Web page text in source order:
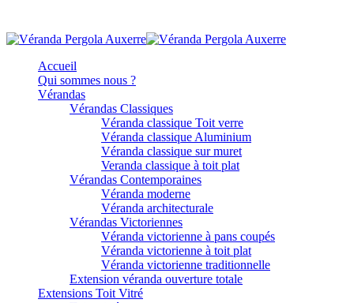
Accueil
Qui sommes nous ?
Vérandas
Vérandas Classiques
Véranda classique Toit verre
Véranda classique Aluminium
Véranda classique sur muret
Veranda classique à toit plat
Vérandas Contemporaines
Véranda moderne
Véranda architecturale
Vérandas Victoriennes
Véranda victorienne à pans coupés
Véranda victorienne à toit plat
Véranda victorienne traditionnelle
Extension véranda ouverture totale
Extensions Toit Vitré